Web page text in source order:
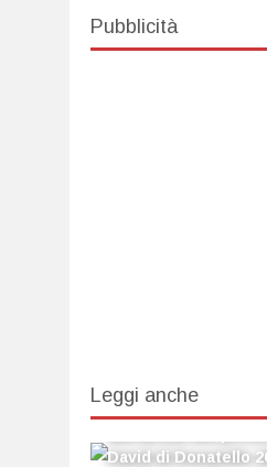
Pubblicità
Leggi anche
David di Donatello